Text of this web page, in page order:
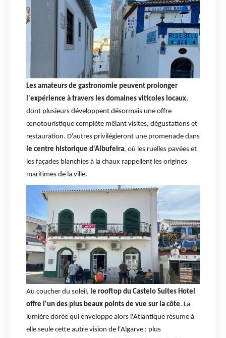
Les amateurs de gastronomie peuvent prolonger
l'expérience à travers les domaines viticoles locaux,
dont plusieurs développent désormais une offre
œnotouristique complète mêlant visites, dégustations et
restauration. D'autres privilégieront une promenade dans
le centre historique d'Albufeira, où les ruelles pavées et
les façades blanchies à la chaux rappellent les origines
maritimes de la ville.
Au coucher du soleil, le rooftop du Castelo Suites Hotel
offre l'un des plus beaux points de vue sur la côte. La
lumière dorée qui enveloppe alors l'Atlantique résume à
elle seule cette autre vision de l'Algarve : plus